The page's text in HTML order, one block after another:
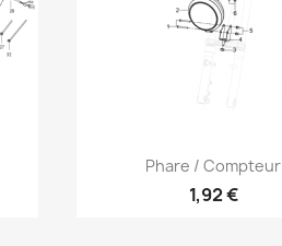
Aperçu rapide
Phare / Compteur
1,92 €